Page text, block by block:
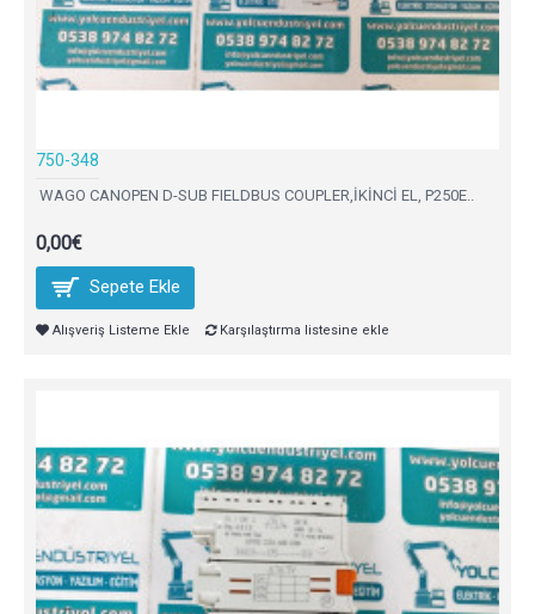
750-348
WAGO CANOPEN D-SUB FIELDBUS COUPLER,İKİNCİ EL, P250E..
0,00€
Sepete Ekle
Alışveriş Listeme Ekle Karşılaştırma listesine ekle